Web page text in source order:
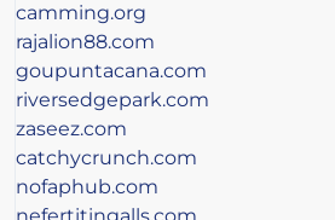
camming.org
rajalion88.com
goupuntacana.com
riversedgepark.com
zaseez.com
catchycrunch.com
nofaphub.com